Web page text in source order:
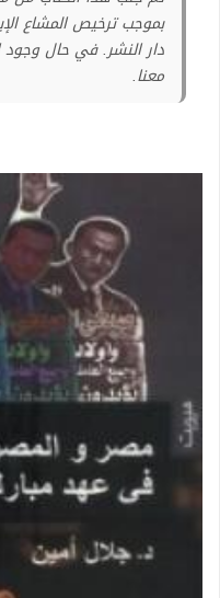
بموجب ترخيص المشاع
دار النشر. في حال وجود
معنا.